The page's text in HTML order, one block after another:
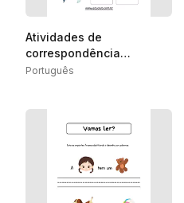
Atividades de
correspondência
Fonema-Grafema
Português